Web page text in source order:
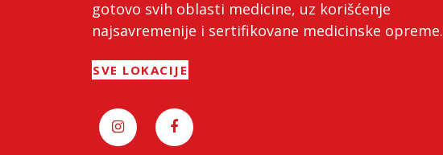
gotovo svih oblasti medicine, uz korišćenje
najsavremenije i sertifikovane medicinske opreme.
SVE LOKACIJE